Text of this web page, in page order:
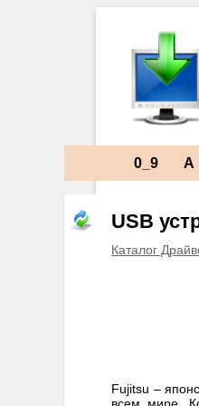
0_9 A
USB
Каталог
Fujitsu –